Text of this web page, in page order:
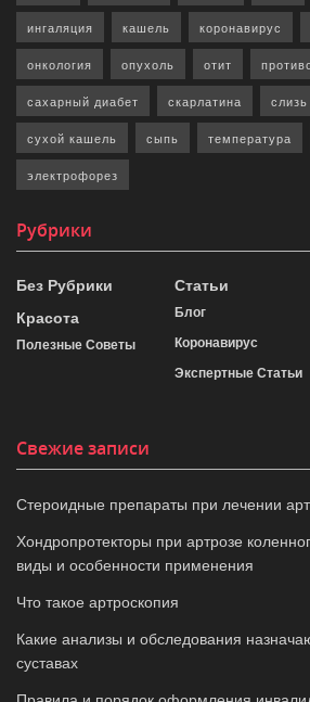
ингаляция кашель коронавирус
онкология опухоль отит
сахарный диабет скарлатина слизь
сухой кашель сыпь температура
электрофорез
Рубрики
Без Рубрики
Красота
Полезные Советы
Статьи
Блог
Коронавирус
Экспертные Статьи
Свежие записи
Стероидные препараты при лечении
Хондропротекторы при артрозе
виды и особенности применения
Что такое артроскопия
Какие анализы и обследования
суставах